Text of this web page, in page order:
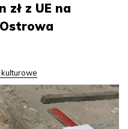
zł z UE na